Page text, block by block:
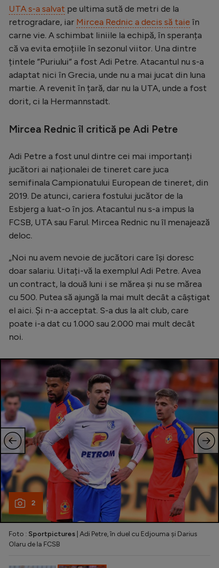
Serie A
Bundesliga
Ligue 1
Campionate
Starurile fotbalului
EURO 2024
Clasamente
Tenis
Handbal
Natație
Gimnastică
Auto
Rugby
Ciclism
Alte sporturi
JO 2026
Intră în cont
Creează cont
UTA s-a salvat pe ultima sută de metri de la
retrogradare, iar Mircea Rednic a decis să taie în
carne vie. A schimbat liniile la echipă, în speranța
că va evita emoțiile în sezonul viitor. Una dintre
țintele ”Puriului” a fost Adi Petre. Atacantul nu s-a
adaptat nici în Grecia, unde nu a mai jucat din luna
martie. A revenit în țară, dar nu la UTA, unde a fost
dorit, ci la Hermannstadt.
Mircea Rednic îl critică pe Adi Petre
Adi Petre a fost unul dintre cei mai importanți
jucători ai naționalei de tineret care juca
semifinala Campionatului European de tineret, din
2019. De atunci, cariera fostului jucător de la
Esbjerg a luat-o în jos. Atacantul nu s-a impus la
FCSB, UTA sau Farul. Mircea Rednic nu îl menajează
deloc.
„Noi nu avem nevoie de jucători care își doresc
doar salariu. Uitați-vă la exemplul Adi Petre. Avea
un contract, la două luni i se mărea și nu se mărea
cu 500. Putea să ajungă la mai mult decât a câștigat
el aici. Și n-a acceptat. S-a dus la alt club, care
poate i-a dat cu 1.000 sau 2.000 mai mult decât
noi.
2
Foto : Sportpictures | Adi Petre, în duel cu Edjouma și Darius
Olaru de la FCSB